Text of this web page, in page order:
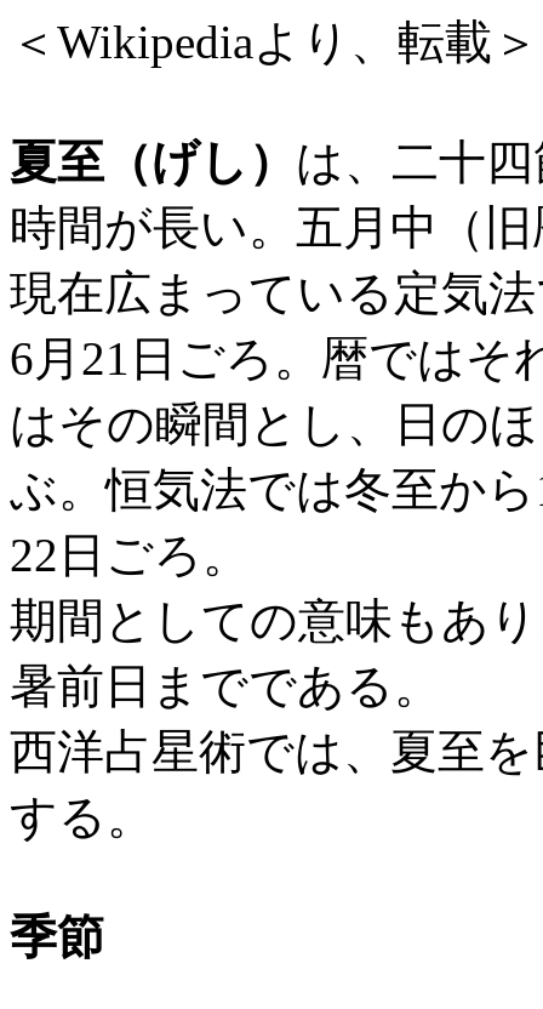
＜Wikipediaより、転載＞
夏至（げし） は、二十
時間が長い。五月中（
現在広まっている定気
6月21日ごろ。暦ではそ
はその瞬間とし、日の
ぶ。恒気法では冬至か
22日ごろ。
期間としての意味もあ
暑前日までである。
西洋占星術では、夏至
する。
季節